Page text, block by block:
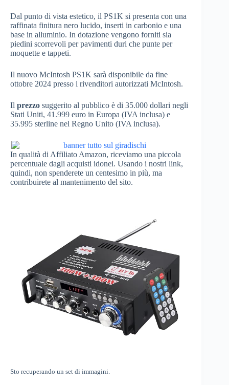
Dal punto di vista estetico, il PS1K si presenta con una
raffinata finitura nero lucido, inserti in carbonio e una
base in alluminio. In dotazione vengono forniti sia
piedini scorrevoli per pavimenti duri che punte per
moquette e tappeti.
Il nuovo McIntosh PS1K sarà disponibile da fine
ottobre 2024 presso i rivenditori autorizzati McIntosh.
Il prezzo suggerito al pubblico è di 35.000 dollari negli
Stati Uniti, 41.999 euro in Europa (IVA inclusa) e
35.995 sterline nel Regno Unito (IVA inclusa).
In qualità di Affiliato Amazon, riceviamo una piccola
percentuale dagli acquisti idonei. Usando i nostri link,
quindi, non spenderete un centesimo in più, ma
contribuirete al mantenimento del sito.
Sto recuperando un set di immagini.